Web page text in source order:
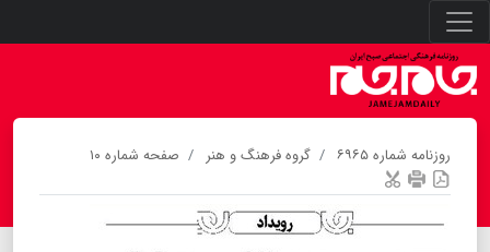
روزنامه شماره ۶۹۶۵ گروه فرهنگ و هنر صفحه شماره ۱۰